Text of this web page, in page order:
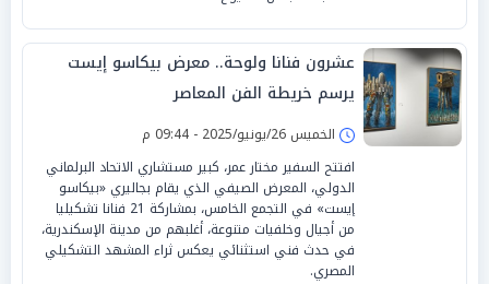
عشرون فنانا ولوحة.. معرض بيكاسو إيست
يرسم خريطة الفن المعاصر
الخميس 26/يونيو/2025 - 09:44 م
افتتح السفير مختار عمر، كبير مستشاري الاتحاد البرلماني
الدولي، المعرض الصيفي الذي يقام بجاليري «بيكاسو
إيست» في التجمع الخامس، بمشاركة 21 فنانا تشكيليا
من أجيال وخلفيات متنوعة، أغلبهم من مدينة الإسكندرية،
في حدث فني استثنائي يعكس ثراء المشهد التشكيلي
المصري.